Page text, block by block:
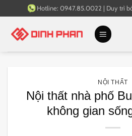
qua
Hotline: 0947.85.0022 | Duy trì
NỘI THẤT
Nội thất nhà phố
không gian